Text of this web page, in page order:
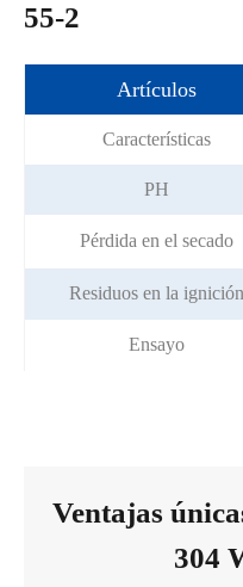
55-2
Artículos
Características
PH
Pérdida en el secado
Residuos en la ignición
Ensayo
Ventajas
304